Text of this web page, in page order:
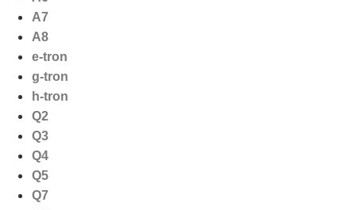
A7
A8
e-tron
g-tron
h-tron
Q2
Q3
Q4
Q5
Q7